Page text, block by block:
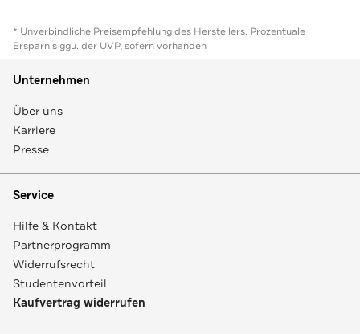
* Unverbindliche Preisempfehlung des Herstellers. Prozentuale
Ersparnis ggü. der UVP, sofern vorhanden
Unternehmen
Über uns
Karriere
Presse
Service
Hilfe & Kontakt
Partnerprogramm
Widerrufsrecht
Studentenvorteil
Kaufvertrag widerrufen